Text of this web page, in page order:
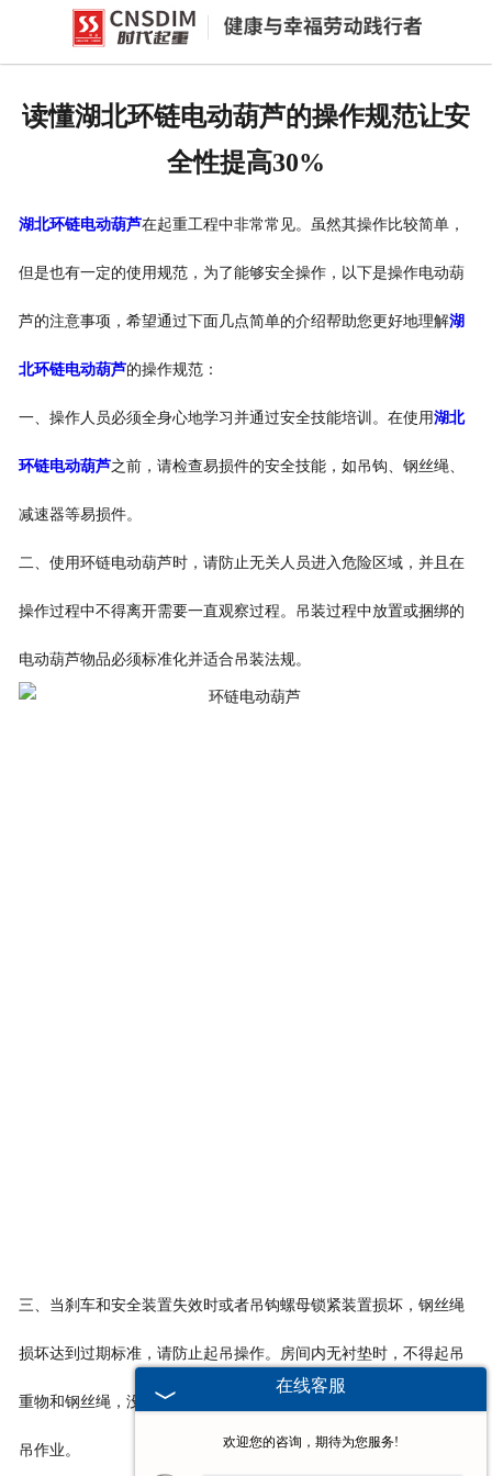
网站首页
读懂湖北环链电动葫芦的操作规范让安
全性提高30%
湖北环链电动葫芦在起重工程中非常常见。虽然其操作比较简单，
但是也有一定的使用规范，为了能够安全操作，以下是操作电动葫
芦的注意事项，希望通过下面几点简单的介绍帮助您更好地理解湖
北环链电动葫芦的操作规范：
一、操作人员必须全身心地学习并通过安全技能培训。在使用湖北
环链电动葫芦之前，请检查易损件的安全技能，如吊钩、钢丝绳、
减速器等易损件。
二、使用环链电动葫芦时，请防止无关人员进入危险区域，并且在
操作过程中不得离开需要一直观察过程。吊装过程中放置或捆绑的
电动葫芦物品必须标准化并适合吊装法规。
三、当刹车和安全装置失效时或者吊钩螺母锁紧装置损坏，钢丝绳
损坏达到过期标准，请防止起吊操作。房间内无衬垫时，不得起吊
重物和钢丝绳，没有清晰可见的位置、起吊物和说明，不得进行起
吊作业。
在线客服
欢迎您的咨询，期待为您服务!